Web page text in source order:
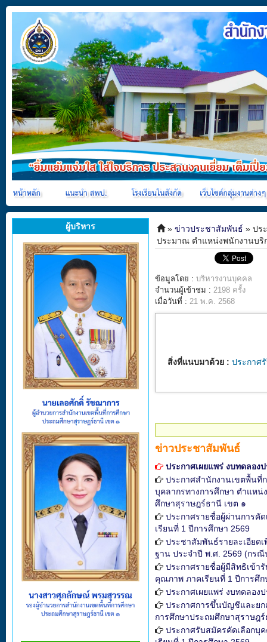
ผู้บริหาร » ข่าวประชาสัมพันธ์ » ปร
ประมาณ ตำแหน่งพนักงานบริ
ข้อมูลโดย : บริหารงานบุคคล
จำนวนผู้เข้าชม : 2198 ครั้ง
เมื่อวันที่ : 21 พ.ค. 2568
สิ่งที่แนบมาด้วย : ประกาศ
ข่าวประชาสัมพันธ์
ประกาศเผยแพร่ งบทดลอง
ประกาศสำนักงานเขตพื้นที่
บุคลากรทางการศึกษา ตำแห
ศึกษาสุราษฎร์ธานี เขต ๑
ประกาศรายชื่อผู้ผ่านการคั
เรียนที่ 1 ปีการศึกษา 2569
ประชาสัมพันธ์รายละเอียด
ฐาน ประจำปี พ.ศ. 2569 (กรณี
ประกาศรายชื่อผู้มีสิทธิเข้ารั
คุณภาพ ภาคเรียนที่ 1 ปีการศึก
ประกาศเผยแพร่ งบทดลอง
ประกาศการขึ้นบัญชีและยก
การศึกษาประถมศึกษาสุราษฎ
ประกาศรับสมัครคัดเลือกบุ